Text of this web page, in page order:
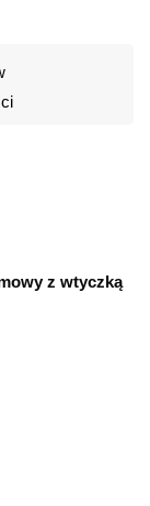
z wtyczką